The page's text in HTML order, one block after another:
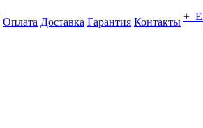
Оплата Доставка Гарантия Контакты +